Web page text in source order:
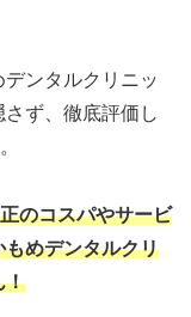
ンタルクリニッ
ず、徹底評価し
のコスパやサービ
めデンタルクリ
！